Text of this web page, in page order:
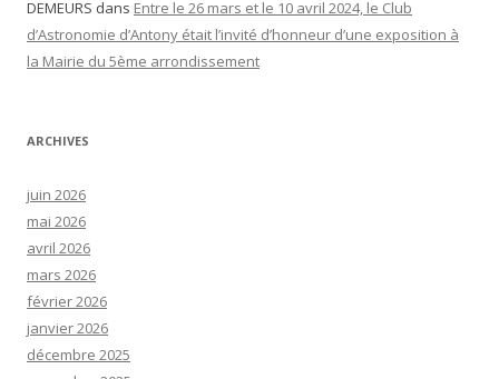
DEMEURS dans Entre le 26 mars et le 10 avril 2024, le Club
d’Astronomie d’Antony était l’invité d’honneur d’une exposition à
la Mairie du 5ème arrondissement
ARCHIVES
juin 2026
mai 2026
avril 2026
mars 2026
février 2026
janvier 2026
décembre 2025